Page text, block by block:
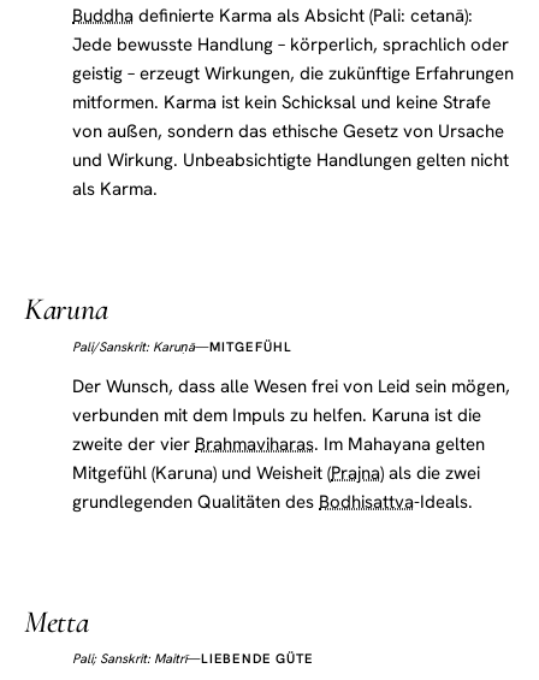
Buddha definierte Karma als Absicht (Pali: cetanā):
Jede bewusste Handlung – körperlich, sprachlich oder
geistig – erzeugt Wirkungen, die zukünftige Erfahrungen
mitformen. Karma ist kein Schicksal und keine Strafe
von außen, sondern das ethische Gesetz von Ursache
und Wirkung. Unbeabsichtigte Handlungen gelten nicht
als Karma.
Karuna
Pali/Sanskrit: Karuṇā—MITGEFÜHL
Der Wunsch, dass alle Wesen frei von Leid sein mögen,
verbunden mit dem Impuls zu helfen. Karuna ist die
zweite der vier Brahmaviharas. Im Mahayana gelten
Mitgefühl (Karuna) und Weisheit (Prajna) als die zwei
grundlegenden Qualitäten des Bodhisattva-Ideals.
Metta
Pali; Sanskrit: Maitrī—LIEBENDE GÜTE